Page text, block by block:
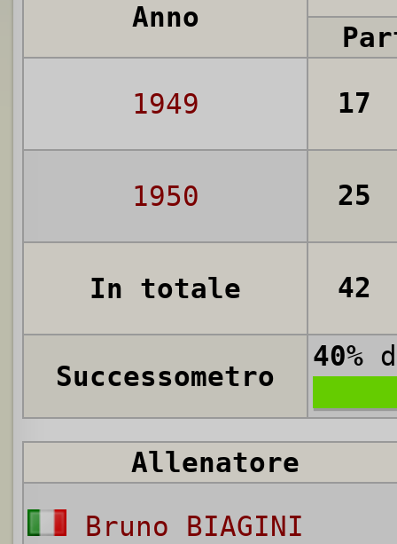
Anno
1949 17
1950 25
In totale 42
Successometro
40%
Allenatore
Bruno BIAGINI